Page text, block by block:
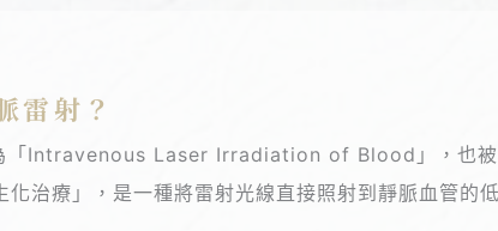
雷射？
「Intravenous Laser Irradiation of Blood」，也被
化治療」，是一種將雷射光線直接照射到靜脈血管的